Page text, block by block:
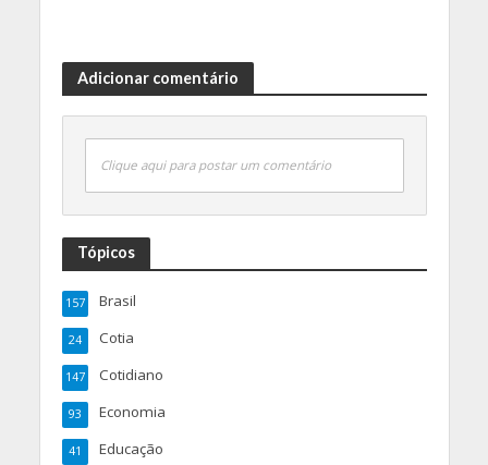
Adicionar comentário
Clique aqui para postar um comentário
Tópicos
Brasil
157
Cotia
24
Cotidiano
147
Economia
93
Educação
41